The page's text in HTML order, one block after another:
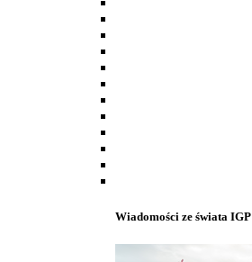
Wiadomości ze świata IGP